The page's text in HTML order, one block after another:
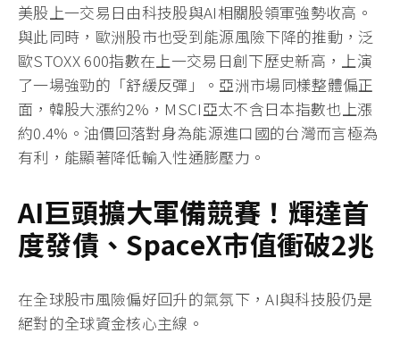
美股上一交易日由科技股與AI相關股領軍強勢收高。
與此同時，歐洲股市也受到能源風險下降的推動，泛
歐STOXX 600指數在上一交易日創下歷史新高，上演
了一場強勁的「舒緩反彈」。亞洲市場同樣整體偏正
面，韓股大漲約2%，MSCI亞太不含日本指數也上漲
約0.4%。油價回落對身為能源進口國的台灣而言極為
有利，能顯著降低輸入性通膨壓力。
AI巨頭擴大軍備競賽！輝達首
度發債、SpaceX市值衝破2兆
在全球股市風險偏好回升的氣氛下，AI與科技股仍是
絕對的全球資金核心主線。